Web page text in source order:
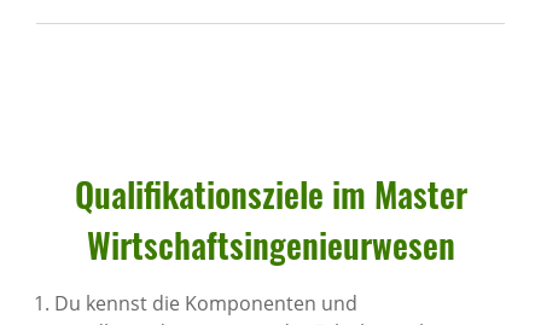
Quali­fi­ka­ti­ons­ziele im Master
Wirt­schafts­in­ge­nieur­wesen
Du kennst die Komponenten und